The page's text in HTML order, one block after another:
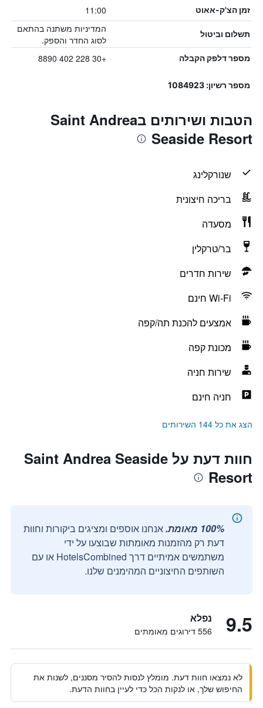
זמן הצ'ק-אאוט 11:00
תשלום וביטול
המדיניות משתנה בהתאם
לסוג החדר והספק.
מספר דלפק הקבלה +30 228 402 8890
מספר רשיון: 1084923
הטבות ושירותים בSaint Andrea
Seaside Resort
שנורקלינג
בריכה חיצונית
מסעדה
בר/טרקלין
שירות חדרים
Wi-Fi חינם
אמצעים להכנת תה/קפה
מכונת קפה
שירות חניה
חניה חינם
הצג את כל 144 השירותים
חוות דעת על Saint Andrea Seaside
Resort
100% מאומת.
אנחנו אוספים ומציגים ביקורות וחוות
דעת רק מהזמנות מאומתות שבוצעו על ידי
משתמשים אמיתיים דרך HotelsCombined או עם
השותפים החיצוניים המהימנים שלנו.
9.5 נפלא
556 דירוגים מאומתים
לא נמצאו חוות דעת. מומלץ לנסות להסיר מסננים, לשנות את
החיפוש שלך, או לנקות הכל כדי לעיין בחוות הדעת.